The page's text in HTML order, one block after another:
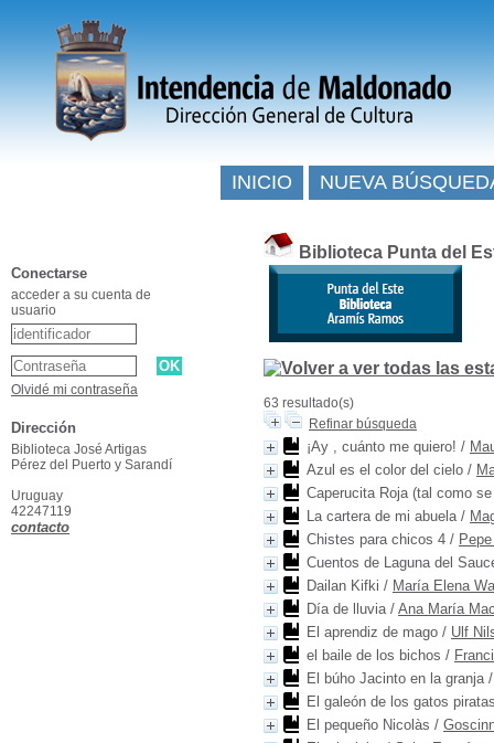
Biblioteca Punta del
63 resultado(s)
Refinar búsqueda
¡Ay , cuánto me quiero! /
Azul es el color del cielo /
Caperucita Roja (tal como
La cartera de mi abuela/
Chistes para chicos 4 /
Cuentos de Laguna del
Dailan Kifki / María Elena
Día de lluvia/ Ana María
El aprendiz de mago / Ulf
el baile de los bichos /
El búho Jacinto en la granja
El galeón de los gatos
El pequeño Nicolàs /
INICIO NUEVA
Conectarse
acceder a su cuenta de
usuario
Olvidé mi contraseña
Dirección
Biblioteca José Artigas
Pérez del Puerto y Sarandí
Uruguay
42247119
contacto